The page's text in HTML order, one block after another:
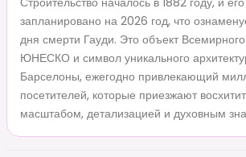
запланировано на 2026 год, что
дня смерти Гауди. Это объект
ЮНЕСКО и символ уникального
Барселоны, ежегодно привлекающий
посетителей, которые приезжают
масштабом, детализацией и духовным